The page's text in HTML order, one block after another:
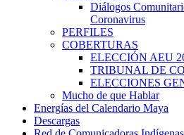
Diálogos
Coronavirus
PERFILES
COBERTURAS
ELECCIÓN AEU
TRIBUNAL DE
ELECCIONES
Mucho de que Hablar
Energías del Calendario Maya
Descargas